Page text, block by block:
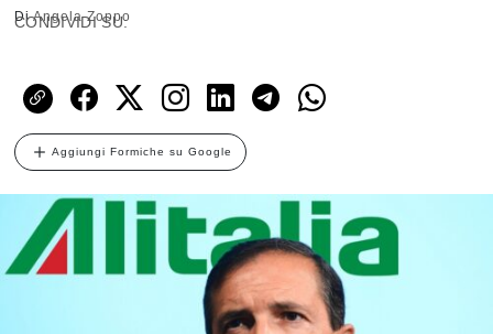
DiAngela Zoppo
CONDIVIDI SU:
Aggiungi Formiche su Google